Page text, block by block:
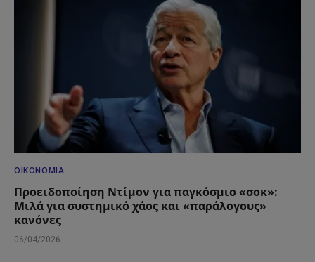
ΟΙΚΟΝΟΜΊΑ
Προειδοποίηση Ντίμον για παγκόσμιο «σοκ»:
Μιλά για συστημικό χάος και «παράλογους»
κανόνες
06/04/2026